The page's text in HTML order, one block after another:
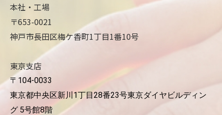
本社・工場
〒653-0021
神戸市長田区梅ケ香町1丁目1番10号
東京支店
〒104-0033
東京都中央区新川1丁目28番23号東京ダイヤビルディン
グ 5号館8階